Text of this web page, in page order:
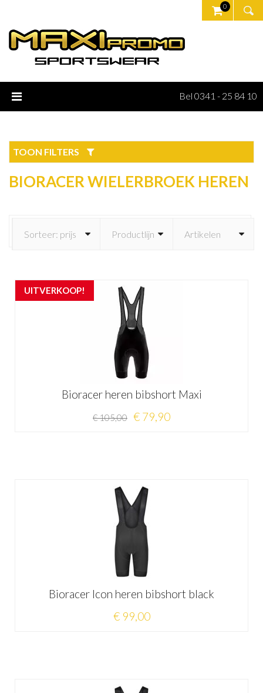
0
Bel 0341 - 25 84 10
TOON FILTERS
BIORACER WIELERBROEK HEREN
UITVERKOOP!
Bioracer heren bibshort Maxi
€ 105,00 € 79,90
Bioracer Icon heren bibshort black
€ 99,00